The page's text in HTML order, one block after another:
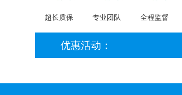
超长质保 专业团队 全程监督
优惠活动：